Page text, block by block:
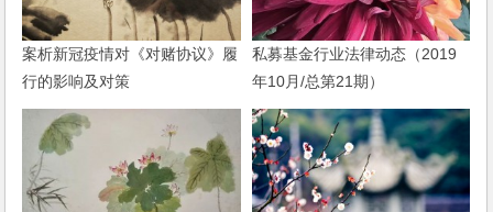
案析新冠疫情对《对赌协议》履
行的影响及对策
私募基金行业法律动态（2019
年10月/总第21期）